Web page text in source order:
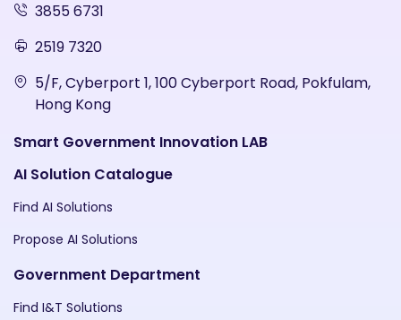
3855 6731
2519 7320
5/F, Cyberport 1, 100 Cyberport Road, Pokfulam,
Hong Kong
Smart Government Innovation LAB
AI Solution Catalogue
Find AI Solutions
Propose AI Solutions
Government Department
Find I&T Solutions